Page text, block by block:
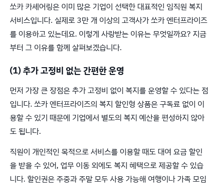
쏘카 카셰어링은 이미 많은 기업이 선택한 대표적인 임직원 복지
서비스입니다. 실제로 3만 개 이상의 고객사가 쏘카 엔터프라이즈
를 이용하고 있는데요. 이렇게 사랑받는 이유는 무엇일까요? 지금
부터 그 이유를 함께 살펴보겠습니다.
(1) 추가 고정비 없는 간편한 운영
먼저 가장 큰 장점은 추가 고정비 없이 복지를 운영할 수 있다는 점
입니다. 쏘카 엔터프라이즈의 복지 할인형 상품은 구독료 없이 이
용할 수 있기 때문에 기업에서 별도의 복지 예산을 편성하지 않아
도 됩니다.
직원이 개인적인 목적으로 서비스를 이용할 때도 대여 요금 할인
을 받을 수 있어, 업무 이동 외에도 복지 혜택으로 제공할 수 있습
니다. 할인권은 주중과 주말 모두 사용 가능해 여행이나 가족 모임